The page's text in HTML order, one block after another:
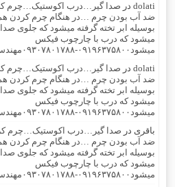
dolati در صدا گیر…درب اکوستیک…چرم
ضد آب بودن چرم …در هنگام چرم کردن
بوسیله ابر تخته گرفته میشود که جلوی
میشود که درب با چارچوب فیکس
میشود۰۹۱۹۶۳۷۵۸۰۰-۰۹۳۰۷۸۰۱۷۸۸مهندس دولتی
dolati در صدا گیر…درب اکوستیک…چرم
ضد آب بودن چرم …در هنگام چرم کردن
بوسیله ابر تخته گرفته میشود که جلوی
میشود که درب با چارچوب فیکس
میشود۰۹۱۹۶۳۷۵۸۰۰-۰۹۳۰۷۸۰۱۷۸۸مهندس دولتی
باقری در صدا گیر…درب اکوستیک…چرم
ضد آب بودن چرم …در هنگام چرم کردن
بوسیله ابر تخته گرفته میشود که جلوی
میشود که درب با چارچوب فیکس
میشود۰۹۱۹۶۳۷۵۸۰۰-۰۹۳۰۷۸۰۱۷۸۸مهندس دولتی